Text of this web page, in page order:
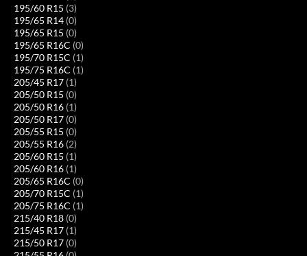
195/60 R15 (3)
195/65 R14 (0)
195/65 R15 (0)
195/65 R16C (0)
195/70 R15C (1)
195/75 R16C (1)
205/45 R17 (1)
205/50 R15 (0)
205/50 R16 (1)
205/50 R17 (0)
205/55 R15 (0)
205/55 R16 (2)
205/60 R15 (1)
205/60 R16 (1)
205/65 R16C (0)
205/70 R15C (1)
205/75 R16C (1)
215/40 R18 (0)
215/45 R17 (1)
215/50 R17 (0)